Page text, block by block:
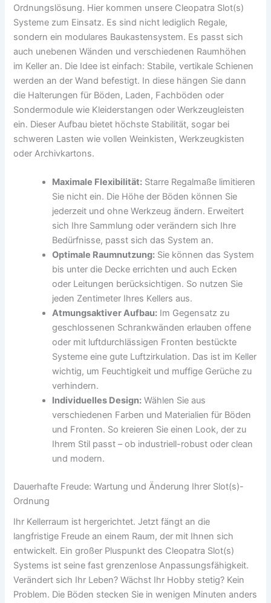
Ordnungslösung. Hier kommen unsere Cleopatra Slot(s)
Systeme zum Einsatz. Es sind nicht lediglich Regale,
sondern ein modulares Baukastensystem. Es passt sich
auch unebenen Wänden und verschiedenen Raumhöhen
im Keller an. Die Idee ist einfach: Stabile, vertikale Schienen
werden an der Wand befestigt. In diese hängen Sie dann
die Halterungen für Böden, Laden, Fachböden oder
Sondermodule wie Kleiderstangen oder Werkzeugleisten
ein. Dieser Aufbau bietet höchste Stabilität, sogar bei
schweren Lasten wie vollen Weinkisten, Werkzeugkisten
oder Archivkartons.
Maximale Flexibilität: Starre Regalmaße limitieren
Sie nicht ein. Die Höhe der Böden können Sie
jederzeit und ohne Werkzeug ändern. Erweitert
sich Ihre Sammlung oder verändern sich Ihre
Bedürfnisse, passt sich das System an.
Optimale Raumnutzung: Sie können das System
bis unter die Decke errichten und auch Ecken
oder Leitungen berücksichtigen. So nutzen Sie
jeden Zentimeter Ihres Kellers aus.
Atmungsaktiver Aufbau: Im Gegensatz zu
geschlossenen Schrankwänden erlauben offene
oder mit luftdurchlässigen Fronten bestückte
Systeme eine gute Luftzirkulation. Das ist im Keller
wichtig, um Feuchtigkeit und muffige Gerüche zu
verhindern.
Individuelles Design: Wählen Sie aus
verschiedenen Farben und Materialien für Böden
und Fronten. So kreieren Sie einen Look, der zu
Ihrem Stil passt – ob industriell-robust oder clean
und modern.
Dauerhafte Freude: Wartung und Änderung Ihrer Slot(s)-
Ordnung
Ihr Kellerraum ist hergerichtet. Jetzt fängt an die
langfristige Freude an einem Raum, der mit Ihnen sich
entwickelt. Ein großer Pluspunkt des Cleopatra Slot(s)
Systems ist seine fast grenzenlose Anpassungsfähigkeit.
Verändert sich Ihr Leben? Wächst Ihr Hobby stetig? Kein
Problem. Die Böden stecken Sie in wenigen Minuten anders